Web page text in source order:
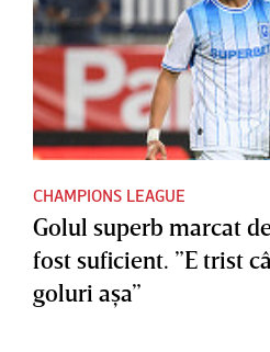
CHAMPIONS LEAGUE
Golul superb marcat
fost suficient. ”E trist
goluri aşa”